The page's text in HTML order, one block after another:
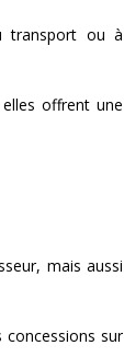
transport ou à
offrent une
mais aussi
sur